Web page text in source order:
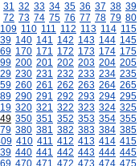
31 32 33 34 35 36 37 38 39
72 73 74 75 76 77 78 79 80
109 110 111 112 113 114 115
140 141 142 143 144 145
170 171 172 173 174 175
200 201 202 203 204 205
230 231 232 233 234 235
260 261 262 263 264 265
290 291 292 293 294 295
320 321 322 323 324 325
350 351 352 353 354 355
380 381 382 383 384 385
410 411 412 413 414 415
440 441 442 443 444 445
470 471 472 473 474 475